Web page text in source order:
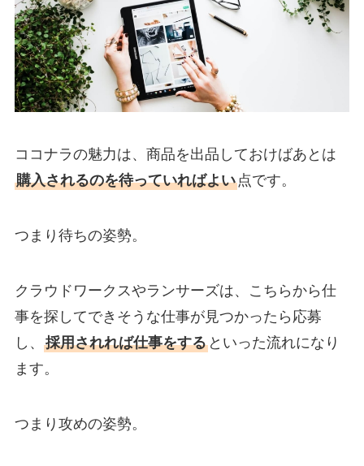
ココナラの魅力は、商品を出品しておけばあとは
購入されるのを待っていればよい点です。
つまり待ちの姿勢。
クラウドワークスやランサーズは、こちらから仕
事を探してできそうな仕事が見つかったら応募
し、 採用されれば仕事をするといった流れになり
ます。
つまり攻めの姿勢。